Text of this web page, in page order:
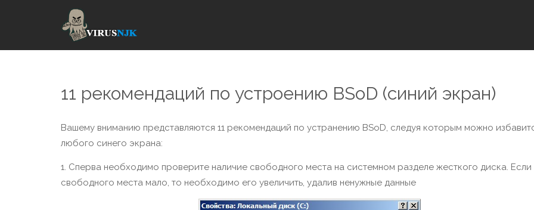
11 рекомендаций по устроению BSoD (синий экран)
Вашему вниманию представляются 11 рекомендаций по устранению BSoD, следуя которым можно
любого синего экрана:
1. Сперва необходимо проверите наличие свободного места на системном разделе жесткого диска. Если
свободного места мало, то необходимо его увеличить, удалив ненужные данные